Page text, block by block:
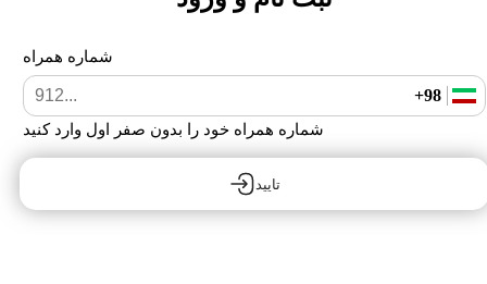
شماره همراه
+98
شماره همراه خود را بدون صفر اول وارد کنید
تایید